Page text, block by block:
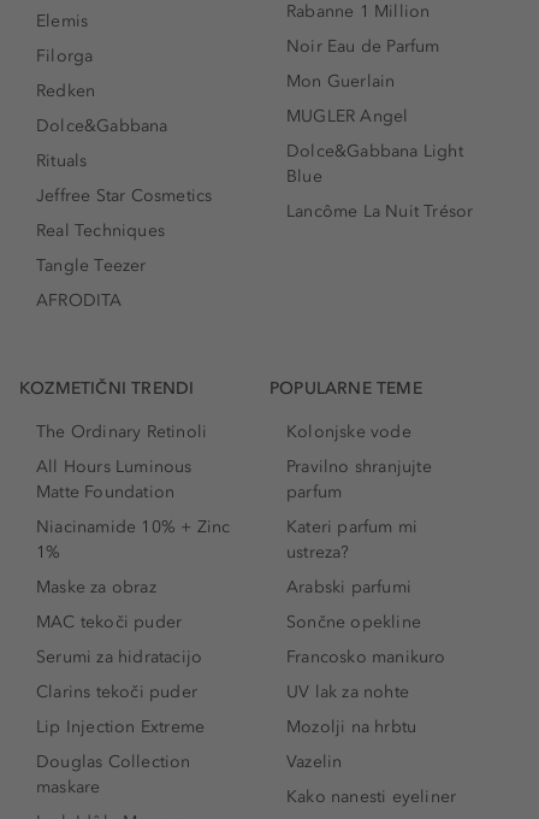
Elemis
Filorga
Redken
Dolce&Gabbana
Rituals
Jeffree Star Cosmetics
Real Techniques
Tangle Teezer
AFRODITA
Rabanne 1 Million
Noir Eau de Parfum
Mon Guerlain
MUGLER Angel
Dolce&Gabbana Light
Blue
Lancôme La Nuit Trésor
KOZMETIČNI TRENDI
The Ordinary Retinoli
All Hours Luminous
Matte Foundation
Niacinamide 10% + Zinc
1%
Maske za obraz
MAC tekoči puder
Serumi za hidratacijo
Clarins tekoči puder
Lip Injection Extreme
Douglas Collection
maskare
POPULARNE TEME
Kolonjske vode
Pravilno shranjujte
parfum
Kateri parfum mi
ustreza?
Arabski parfumi
Sončne opekline
Francosko manikuro
UV lak za nohte
Mozolji na hrbtu
Vazelin
Kako nanesti eyeliner